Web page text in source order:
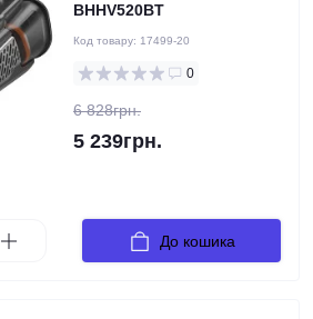
BHHV520BT
Код товару: 17499-20
0
6 828грн.
5 239грн.
До кошика